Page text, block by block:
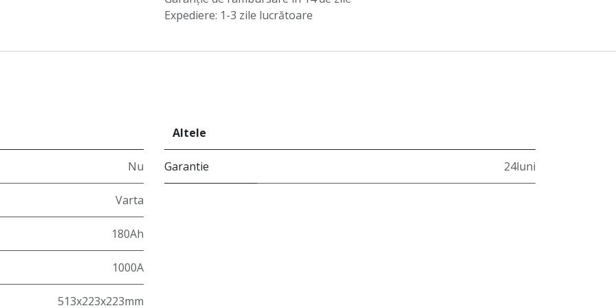
Expediere: 1-3 zile lucrătoare
Nu
Varta
180Ah
1000A
513x223x223mm
Altele
Garantie 24luni